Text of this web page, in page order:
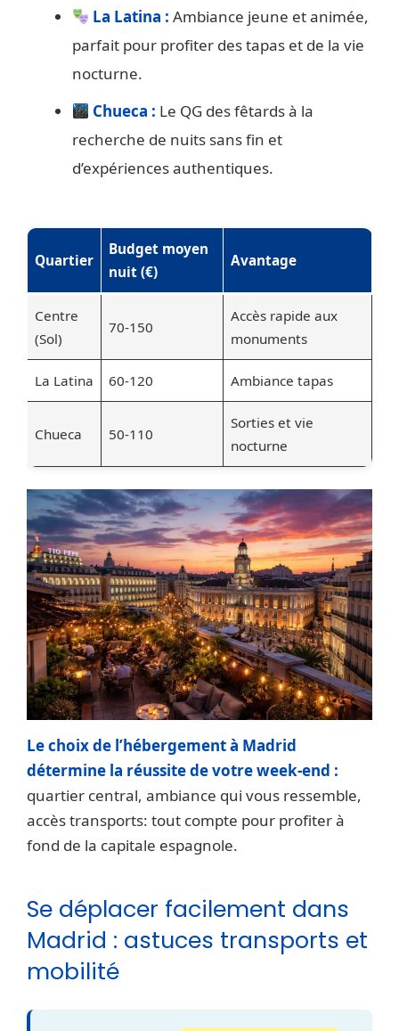
La Latina : Ambiance jeune et animée,
parfait pour profiter des tapas et de la vie
nocturne.
Chueca : Le QG des fêtards à la
recherche de nuits sans fin et
d’expériences authentiques.
Quartier
Budget moyen
nuit (€)
Avantage
Centre
(Sol)
70-150
Accès rapide aux
monuments
La Latina 60-120 Ambiance tapas
Chueca 50-110
Sorties et vie
nocturne
Le choix de l’hébergement à Madrid
détermine la réussite de votre week-end :
quartier central, ambiance qui vous ressemble,
accès transports: tout compte pour profiter à
fond de la capitale espagnole.
Se déplacer facilement dans
Madrid : astuces transports et
mobilité